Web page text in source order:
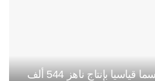
شمندر دكالة يسجل موسما قياسيا بإنتاج ناهز 544 ألف